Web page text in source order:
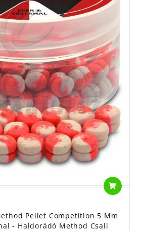
Pellet Competition 5 Mm
- Haldorádó Method Csali